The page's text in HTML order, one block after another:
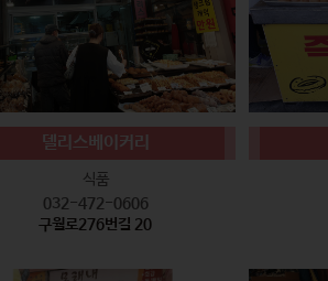
델리스베이커리
식품
032-472-0606
구월로276번길 20